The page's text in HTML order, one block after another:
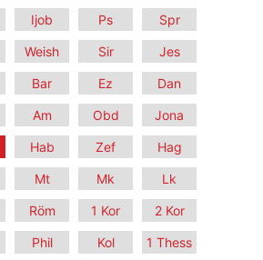
Ijob Ps Spr
Weish Sir Jes
Bar Ez Dan
Am Obd Jona
Hab Zef Hag
Mt Mk Lk
Röm 1 Kor 2 Kor
Phil Kol 1 Thess